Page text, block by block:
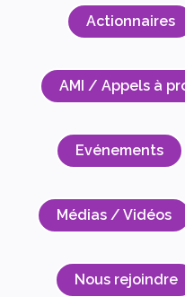
Actionnaires
AMI / Appels à
Evénements
Médias / Vidéos
Nous rejoindre